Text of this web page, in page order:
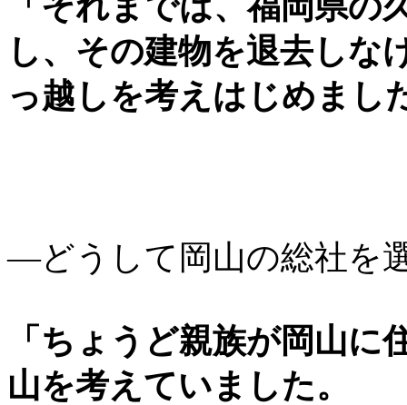
し、その建物を退去しな
っ越しを考えはじめまし
―どうして岡山の総社を
「ちょうど親族が岡山
山を考えていました。